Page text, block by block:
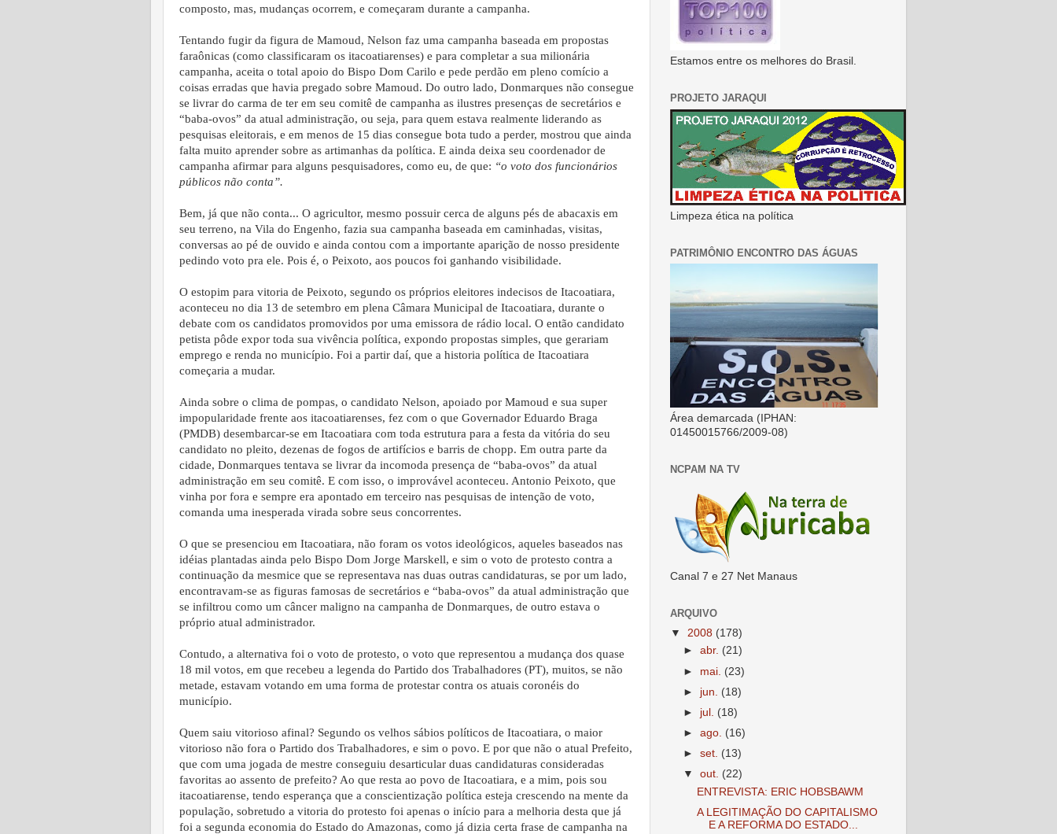
composto, mas, mudanças ocorrem, e começaram durante a campanha.
Tentando fugir da figura de Mamoud, Nelson faz uma campanha baseada em propostas
faraônicas (como classificaram os itacoatiarenses) e para completar a sua milionária
campanha, aceita o total apoio do Bispo Dom Carilo e pede perdão em pleno comício a
coisas erradas que havia pregado sobre Mamoud. Do outro lado, Donmarques não consegue
se livrar do carma de ter em seu comitê de campanha as ilustres presenças de secretários e
“baba-ovos” da atual administração, ou seja, para quem estava realmente liderando as
pesquisas eleitorais, e em menos de 15 dias consegue bota tudo a perder, mostrou que ainda
falta muito aprender sobre as artimanhas da política. E ainda deixa seu coordenador de
campanha afirmar para alguns pesquisadores, como eu, de que: “o voto dos funcionários
públicos não conta”.
Bem, já que não conta... O agricultor, mesmo possuir cerca de alguns pés de abacaxis em
seu terreno, na Vila do Engenho, fazia sua campanha baseada em caminhadas, visitas,
conversas ao pé de ouvido e ainda contou com a importante aparição de nosso presidente
pedindo voto pra ele. Pois é, o Peixoto, aos poucos foi ganhando visibilidade.
O estopim para vitoria de Peixoto, segundo os próprios eleitores indecisos de Itacoatiara,
aconteceu no dia 13 de setembro em plena Câmara Municipal de Itacoatiara, durante o
debate com os candidatos promovidos por uma emissora de rádio local. O então candidato
petista pôde expor toda sua vivência política, expondo propostas simples, que gerariam
emprego e renda no município. Foi a partir daí, que a historia política de Itacoatiara
começaria a mudar.
Ainda sobre o clima de pompas, o candidato Nelson, apoiado por Mamoud e sua super
impopularidade frente aos itacoatiarenses, fez com o que Governador Eduardo Braga
(PMDB) desembarcar-se em Itacoatiara com toda estrutura para a festa da vitória do seu
candidato no pleito, dezenas de fogos de artifícios e barris de chopp. Em outra parte da
cidade, Donmarques tentava se livrar da incomoda presença de “baba-ovos” da atual
administração em seu comitê. E com isso, o improvável aconteceu. Antonio Peixoto, que
vinha por fora e sempre era apontado em terceiro nas pesquisas de intenção de voto,
comanda uma inesperada virada sobre seus concorrentes.
O que se presenciou em Itacoatiara, não foram os votos ideológicos, aqueles baseados nas
idéias plantadas ainda pelo Bispo Dom Jorge Marskell, e sim o voto de protesto contra a
continuação da mesmice que se representava nas duas outras candidaturas, se por um lado,
encontravam-se as figuras famosas de secretários e “baba-ovos” da atual administração que
se infiltrou como um câncer maligno na campanha de Donmarques, de outro estava o
próprio atual administrador.
Contudo, a alternativa foi o voto de protesto, o voto que representou a mudança dos quase
18 mil votos, em que recebeu a legenda do Partido dos Trabalhadores (PT), muitos, se não
metade, estavam votando em uma forma de protestar contra os atuais coronéis do
município.
Quem saiu vitorioso afinal? Segundo os velhos sábios políticos de Itacoatiara, o maior
vitorioso não fora o Partido dos Trabalhadores, e sim o povo. E por que não o atual Prefeito,
que com uma jogada de mestre conseguiu desarticular duas candidaturas consideradas
favoritas ao assento de prefeito? Ao que resta ao povo de Itacoatiara, e a mim, pois sou
itacoatiarense, tendo esperança que a conscientização política esteja crescendo na mente da
população, sobretudo a vitoria do protesto foi apenas o início para a melhoria desta que já
foi a segunda economia do Estado do Amazonas, como já dizia certa frase de campanha na
Estamos entre os melhores do Brasil.
PROJETO JARAQUI
Limpeza ética na política
PATRIMÔNIO ENCONTRO DAS ÁGUAS
Área demarcada (IPHAN:
01450015766/2009-08)
NCPAM NA TV
Canal 7 e 27 Net Manaus
ARQUIVO
▼ 2008 (178)
►abr. (21)
► mai. (23)
► jun. (18)
► jul. (18)
►ago. (16)
►set. (13)
▼out. (22)
ENTREVISTA: ERIC HOBSBAWM
A LEGITIMAÇÃO DO CAPITALISMO
E A REFORMA DO ESTADO...